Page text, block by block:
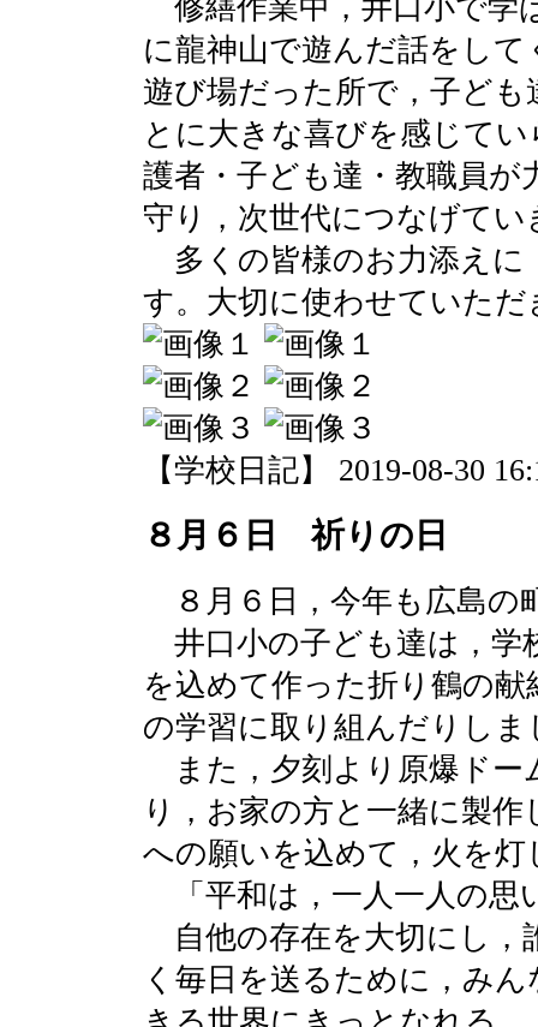
修繕作業中，井口小で学
に龍神山で遊んだ話をし
遊び場だった所で，子ど
とに大きな喜びを感じて
護者・子ども達・教職員
守り，次世代につなげて
多くの皆様のお力添えに
す。大切に使わせていただ
【学校日記】 2019-08-30
８月６日 祈りの日
８月６日，今年も広島の
井口小の子ども達は，学
を込めて作った折り鶴の
の学習に取り組んだりしま
また，夕刻より原爆ドー
り，お家の方と一緒に製
への願いを込めて，火を灯
「平和は，一人一人の思
自他の存在を大切にし，
く毎日を送るために，み